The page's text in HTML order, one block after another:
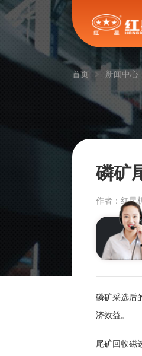
首页 新闻中心
磷矿
作者：红星
磷矿采选后
济效益。
尾矿回收磁